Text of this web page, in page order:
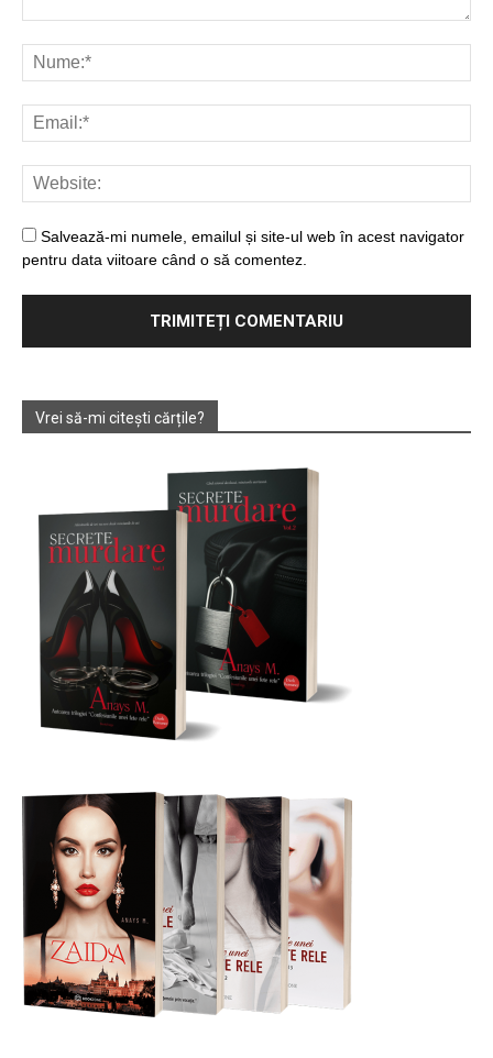
Salvează-mi numele, emailul și site-ul web în acest navigator
pentru data viitoare când o să comentez.
Vrei să-mi citești cărțile?